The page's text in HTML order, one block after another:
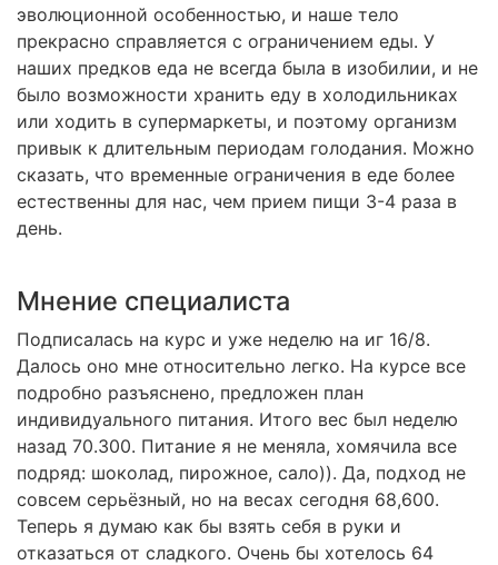
эволюционной особенностью, и наше тело
прекрасно справляется с ограничением еды. У
наших предков еда не всегда была в изобилии, и не
было возможности хранить еду в холодильниках
или ходить в супермаркеты, и поэтому организм
привык к длительным периодам голодания. Можно
сказать, что временные ограничения в еде более
естественны для нас, чем прием пищи 3-4 раза в
день.
Мнение специалиста
Подписалась на курс и уже неделю на иг 16/8.
Далось оно мне относительно легко. На курсе все
подробно разъяснено, предложен план
индивидуального питания. Итого вес был неделю
назад 70.300. Питание я не меняла, хомячила все
подряд: шоколад, пирожное, сало)). Да, подход не
совсем серьёзный, но на весах сегодня 68,600.
Теперь я думаю как бы взять себя в руки и
отказаться от сладкого. Очень бы хотелось 64